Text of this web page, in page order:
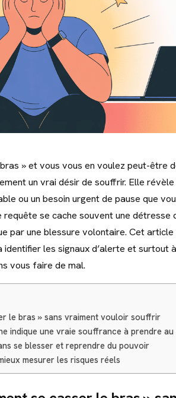
» et vous vous en voulez peut-être
un vrai désir de souffrir. Elle
ou un besoin urgent de pause que
se cache souvent une détresse
par une blessure volontaire. Cet article
les signaux d’alerte et surtout
vous faire de mal.
le bras » sans vraiment vouloir souffrir
indique une vraie souffrance à prendre
se blesser et reprendre du pouvoir
mesurer les risques réels